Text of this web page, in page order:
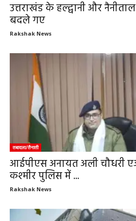
उत्तराखंड के हल्द्वानी और
बदले गए
Rakshak News
तबादला/तैनाती
आईपीएस अनायत अली चौधरी
कश्मीर पुलिस में ...
Rakshak News